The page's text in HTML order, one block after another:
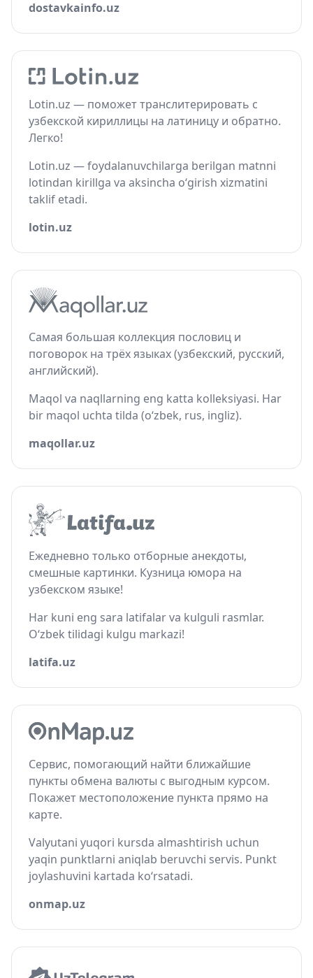
dostavkainfo.uz
Lotin.uz — поможет транслитерировать с
узбекской кириллицы на латиницу и обратно.
Легко!
Lotin.uz — foydalanuvchilarga berilgan matnni
lotindan kirillga va aksincha o‘girish xizmatini
taklif etadi.
lotin.uz
Самая большая коллекция пословиц и
поговорок на трёх языках (узбекский, русский,
английский).
Maqol va naqllarning eng katta kolleksiyasi. Har
bir maqol uchta tilda (o‘zbek, rus, ingliz).
maqollar.uz
Ежедневно только отборные анекдоты,
смешные картинки. Кузница юмора на
узбекском языке!
Har kuni eng sara latifalar va kulguli rasmlar.
O‘zbek tilidagi kulgu markazi!
latifa.uz
Сервис, помогающий найти ближайшие
пункты обмена валюты с выгодным курсом.
Покажет местоположение пункта прямо на
карте.
Valyutani yuqori kursda almashtirish uchun
yaqin punktlarni aniqlab beruvchi servis. Punkt
joylashuvini kartada ko‘rsatadi.
onmap.uz